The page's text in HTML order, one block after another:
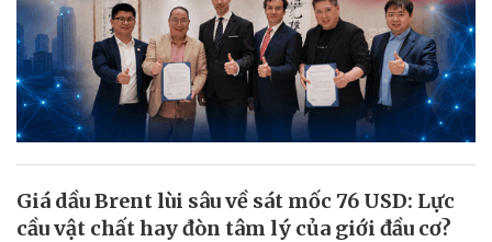
Giá dầu Brent lùi sâu về sát mốc 76 USD: Lực
cầu vật chất hay đòn tâm lý của giới đầu cơ?